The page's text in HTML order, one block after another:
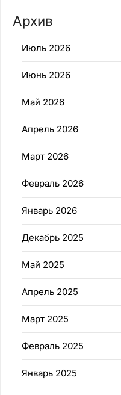
Архив
Июль 2026
Июнь 2026
Май 2026
Апрель 2026
Март 2026
Февраль 2026
Январь 2026
Декабрь 2025
Май 2025
Апрель 2025
Март 2025
Февраль 2025
Январь 2025